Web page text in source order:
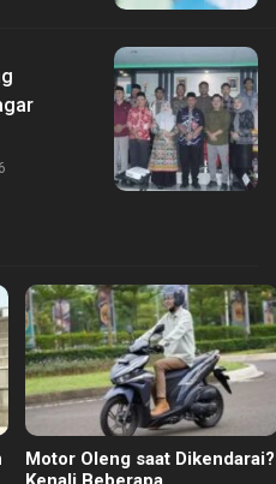
Motor Oleng saat Dikendarai?